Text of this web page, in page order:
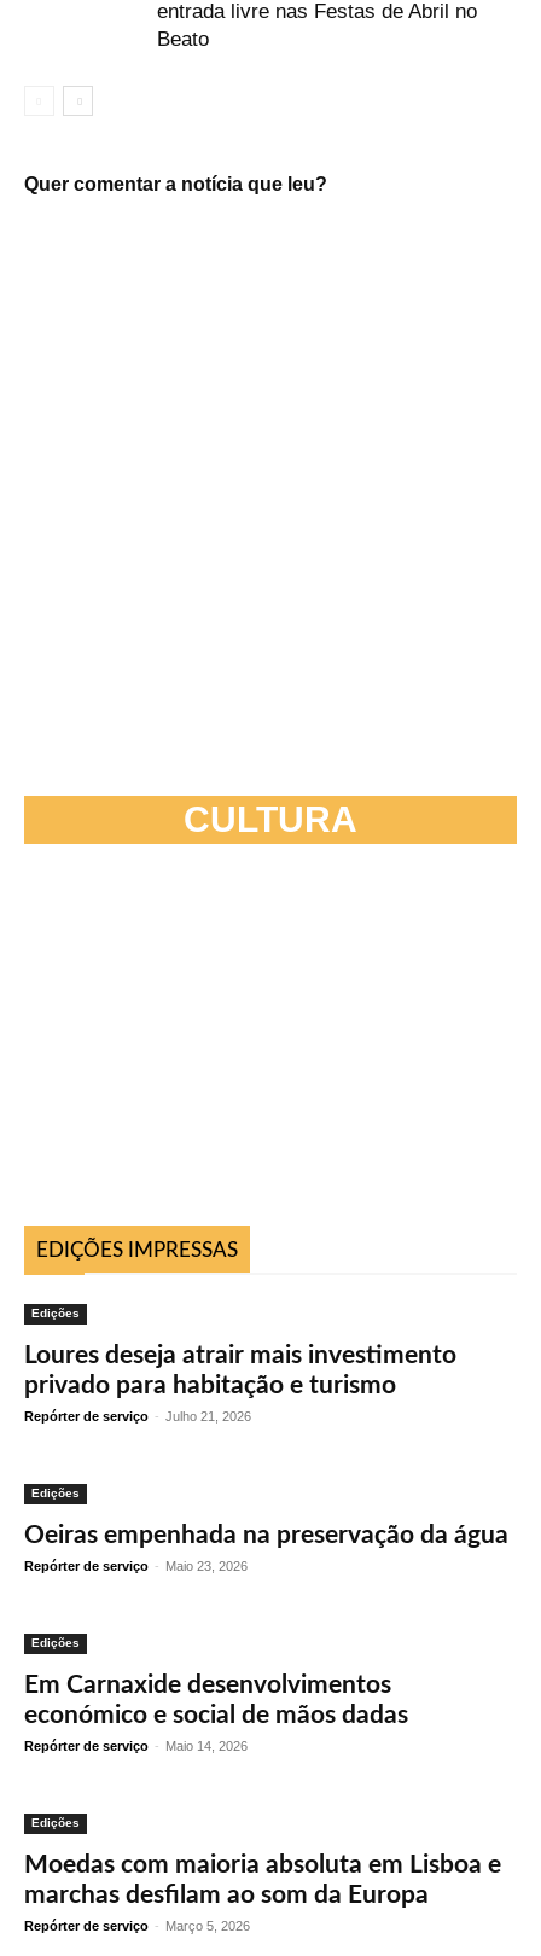
entrada livre nas Festas de Abril no
Beato
Quer comentar a notícia que leu?
CULTURA
EDIÇÕES IMPRESSAS
Edições
Loures deseja atrair mais investimento
privado para habitação e turismo
Repórter de serviço - Julho 21, 2026
Edições
Oeiras empenhada na preservação da água
Repórter de serviço - Maio 23, 2026
Edições
Em Carnaxide desenvolvimentos
económico e social de mãos dadas
Repórter de serviço - Maio 14, 2026
Edições
Moedas com maioria absoluta em Lisboa e
marchas desfilam ao som da Europa
Repórter de serviço - Março 5, 2026